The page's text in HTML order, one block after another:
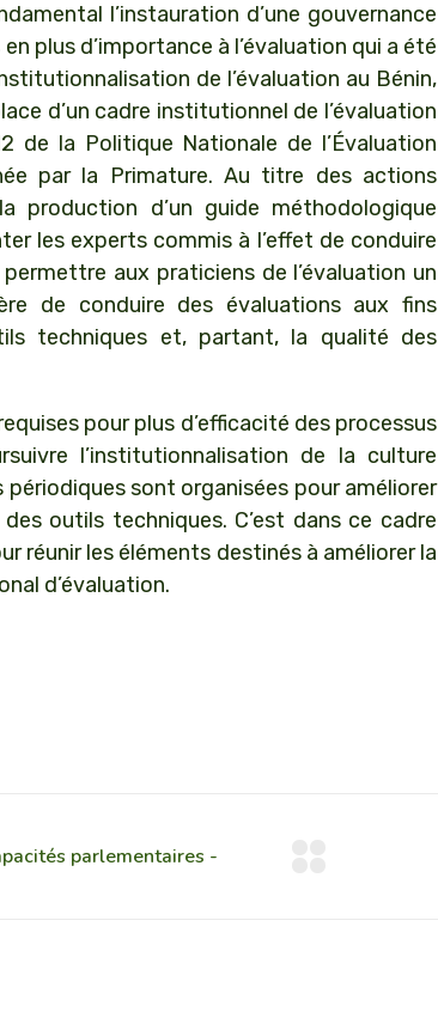
l’instauration d’une gouvernance
plus d’importance à l’évaluation qui a été
de l’évaluation au Bénin,
d’un cadre institutionnel de l’évaluation
de la Politique Nationale de l’Évaluation
par la Primature. Au titre des actions
production d’un guide méthodologique
les experts commis à l’effet de conduire
aux praticiens de l’évaluation un
de conduire des évaluations aux fins
techniques et, partant, la qualité des
pour plus d’efficacité des processus
l’institutionnalisation de la culture
sont organisées pour améliorer
outils techniques. C’est dans ce cadre
réunir les éléments destinés à améliorer la
d’évaluation.